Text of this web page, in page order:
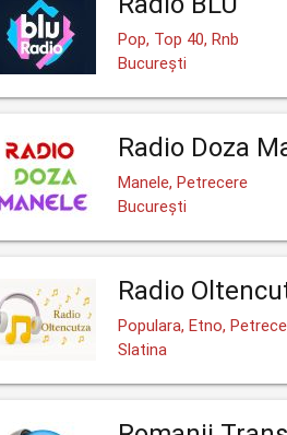
Pop, Top 40, Rnb
București
Radio Doza
Manele, Petrecere
București
Radio
Populara, Etno,
Slatina